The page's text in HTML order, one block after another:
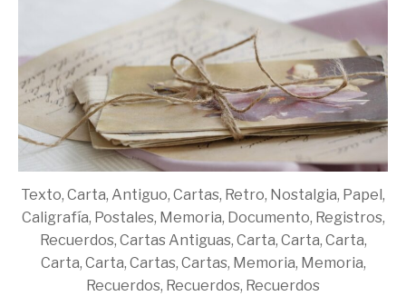
Texto, Carta, Antiguo, Cartas, Retro, Nostalgia, Papel,
Caligrafía, Postales, Memoria, Documento, Registros,
Recuerdos, Cartas Antiguas, Carta, Carta, Carta,
Carta, Carta, Cartas, Cartas, Memoria, Memoria,
Recuerdos, Recuerdos, Recuerdos